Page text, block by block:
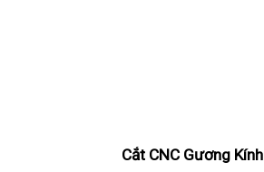
Cắt CNC Gương Kính